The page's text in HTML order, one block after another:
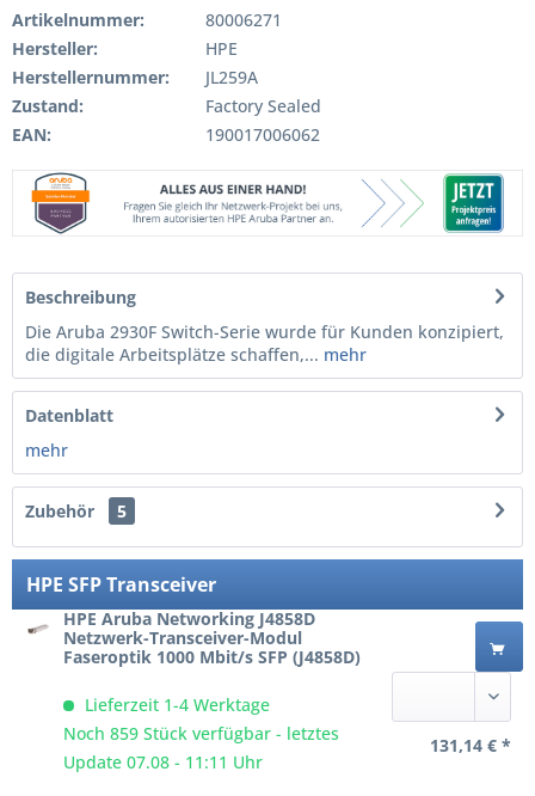
Artikelnummer:
80006271
Hersteller:
HPE
Herstellernummer:
JL259A
Zustand:
Factory Sealed
EAN:
190017006062
Beschreibung
Die Aruba 2930F Switch-Serie wurde für Kunden konzipiert,
die digitale Arbeitsplätze schaffen,... mehr
Datenblatt
mehr
Zubehör 5
HPE SFP Transceiver
HPE Aruba Networking J4858D
Netzwerk-Transceiver-Modul
Faseroptik 1000 Mbit/s SFP (J4858D)
Lieferzeit 1-4 Werktage
Noch 859 Stück verfügbar - letztes
Update 07.08 - 11:11 Uhr
131,14 € *